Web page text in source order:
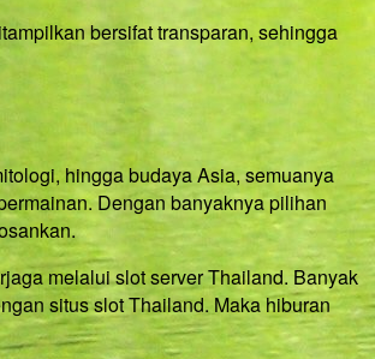
bersifat transparan, sehingga
hingga budaya Asia, semuanya
Dengan banyaknya pilihan
melalui slot server Thailand. Banyak
situs slot Thailand. Maka hiburan